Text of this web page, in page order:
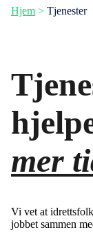
Hjem > Tjenester
mer
Vi vet at
jobbet sammen